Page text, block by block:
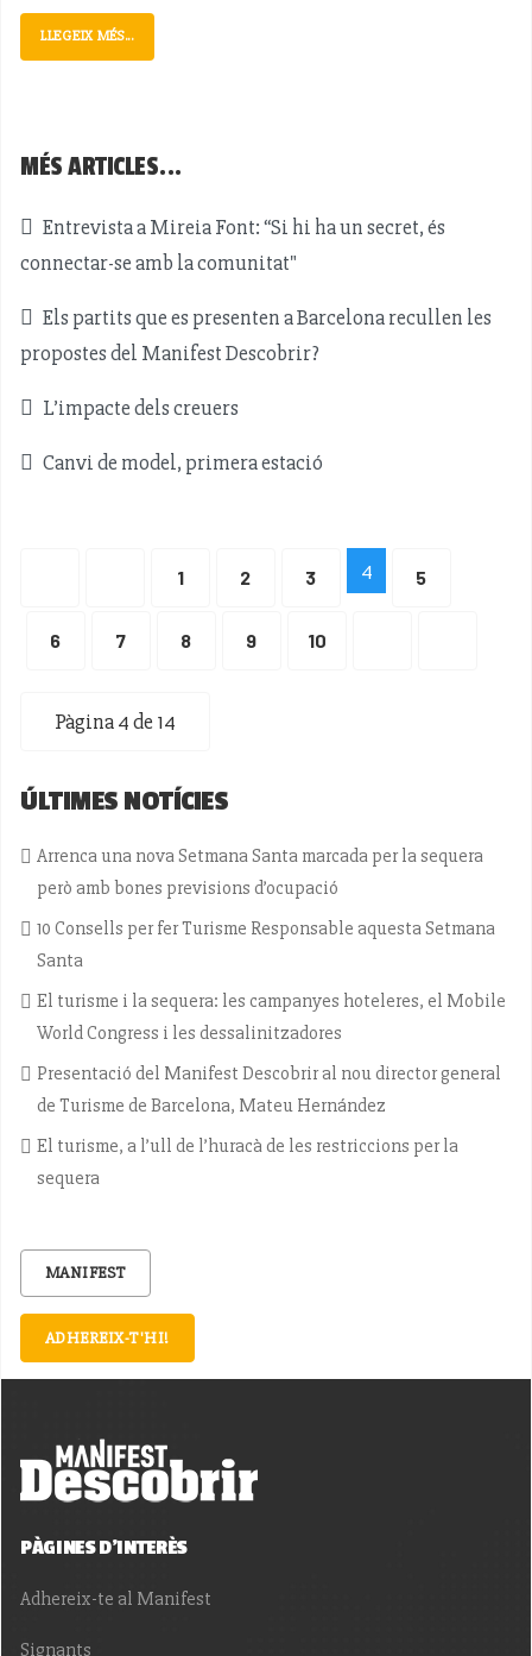
LLEGEIX MÉS...
MÉS ARTICLES...
Entrevista a Mireia Font: “Si hi ha un secret, és
connectar-se amb la comunitat"
Els partits que es presenten a Barcelona recullen les
propostes del Manifest Descobrir?
L’impacte dels creuers
Canvi de model, primera estació
Pàgina 4 de 14
1 2 3 4 5
6 7 8 9 10
ÚLTIMES NOTÍCIES
Arrenca una nova Setmana Santa marcada per la sequera
però amb bones previsions d’ocupació
10 Consells per fer Turisme Responsable aquesta Setmana
Santa
El turisme i la sequera: les campanyes hoteleres, el Mobile
World Congress i les dessalinitzadores
Presentació del Manifest Descobrir al nou director general
de Turisme de Barcelona, Mateu Hernández
El turisme, a l’ull de l’huracà de les restriccions per la
sequera
MANIFEST
ADHEREIX-T'HI!
PÀGINES D'INTERÈS
Adhereix-te al Manifest
Signants